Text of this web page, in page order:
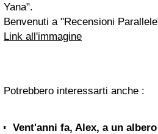
Yana".
Benvenuti a "Recensioni
Link all'immagine
Potrebbero interessarti anche :
Vent'anni fa, Alex, a un